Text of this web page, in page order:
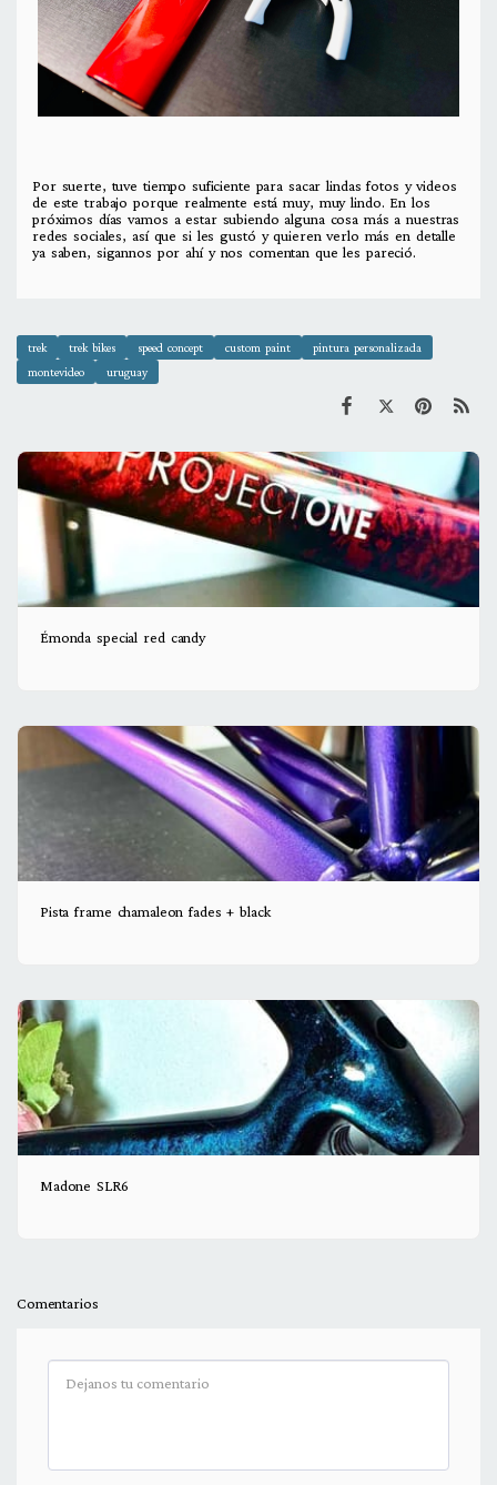
Por suerte, tuve tiempo suficiente para sacar lindas fotos y videos
de este trabajo porque realmente está muy, muy lindo. En los
próximos días vamos a estar subiendo alguna cosa más a nuestras
redes sociales, así que si les gustó y quieren verlo más en detalle
ya saben, sigannos por ahí y nos comentan que les pareció.
trek trek bikes speed concept custom paint
pintura personalizada
montevideo
uruguay
Émonda special red candy
Pista frame chamaleon fades + black
Madone SLR6
Comentarios